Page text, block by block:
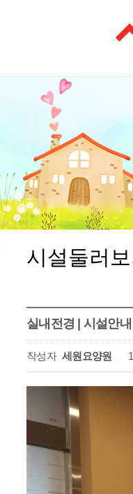
시설둘러
실내전경 | 시설안내
작성자 세원요양원